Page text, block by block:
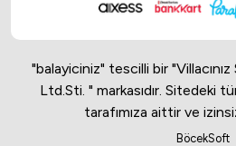
"balayiciniz" tescilli bir
Ltd.Sti. " markasıdır. Sitedeki
tarafımıza aittir ve
BöcekSoft